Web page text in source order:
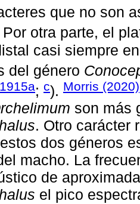
que no son
Por otra parte, el
casi siempre
del género
; c). Morris (2020)
son más
. Otro carácter
dos géneros
macho. La
de
el pico